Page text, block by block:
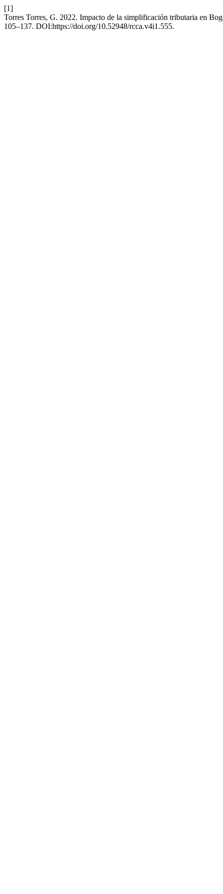
[1]
Torres Torres, G. 2022. Impacto de la simplificación tributaria en
105–137. DOI:https://doi.org/10.52948/rcca.v4i1.555.